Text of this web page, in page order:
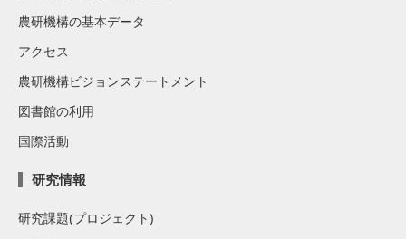
農研機構の基本データ
アクセス
農研機構ビジョンステートメント
図書館の利用
国際活動
研究情報
研究課題(プロジェクト)